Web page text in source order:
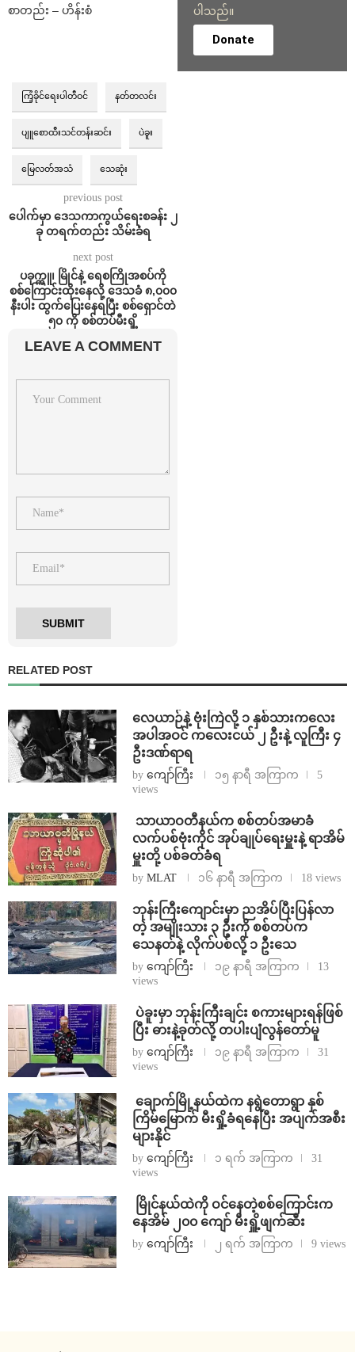
စာတည်း – ဟိန်းစံ
ကြံ့ခိုင်ရေးပါတီဝင် နတ်တလင်း
ပျူစောထီးသင်တန်းဆင်း ပဲခူး
မြေလတ်အသံ သေဆုံး
previous post
ပေါက်မှာ ဒေသကာကွယ်ရေးစခန်း ၂
ခု တရက်တည်း သိမ်းခံရ
next post
ပခုက္ကူ၊ မြိုင်နဲ့ ရေစကြိုအစပ်ကို
စစ်ကြောင်းထိုးနေလို့ ဒေသခံ ၈,၀၀၀
နီးပါး ထွက်ပြေးနေရပြီး စစ်ရှောင်တဲ
၅၀ ကို စစ်တပ်မီးရှို့
LEAVE A COMMENT
ပါသည်။
Donate
RELATED POST
⁨လေယာဉ်နဲ့ ဗုံးကြဲလို့ ၁ နှစ်သားကလေး
အပါအဝင် ကလေးငယ် ၂ ဦးနဲ့ လူကြီး ၄
ဦးဒဏ်ရာရ
by ကျော်ကြီး ၁၅ နာရီ အကြာက
5
views
⁩ ⁨သာယာဝတီနယ်က စစ်တပ်အမာခံ
လက်ပစ်ဗုံးကိုင် အုပ်ချုပ်ရေးမှူးနဲ့ ရာအိမ်
မှူးတို့ ပစ်ခတ်ခံရ
by MLAT ၁၆ နာရီ အကြာက 18 views
ဘုန်းကြီးကျောင်းမှာ ညအိပ်ပြီးပြန်လာ
တဲ့ အမျိုးသား ၃ ဦးကို စစ်တပ်က
သေနတ်နဲ့ လိုက်ပစ်လို့ ၁ ဦးသေ
by ကျော်ကြီး ၁၉ နာရီ အကြာက
13
views
⁩ ⁨ပဲခူးမှာ ဘုန်းကြီးချင်း စကားများရန်ဖြစ်
ပြီး ဓားနဲ့ခုတ်လို့ တပါးပျံလွန်တော်မူ
by ကျော်ကြီး ၁၉ နာရီ အကြာက
31
views
⁩ ⁨ချောက်မြို့နယ်ထဲက နရွဲတောရွာ နှစ်
ကြိမ်မြောက် မီးရှို့ခံရနေပြီး အပျက်အစီး
များနိုင်
by ကျော်ကြီး ၁ ရက် အကြာက
31
views
⁩ ⁨မြိုင်နယ်ထဲကို ဝင်နေတဲ့စစ်ကြောင်းက
နေအိမ် ၂၀၀ ကျော် မီးရှိူ့ဖျက်ဆီး
by ကျော်ကြီး ၂ ရက် အကြာက 9 views